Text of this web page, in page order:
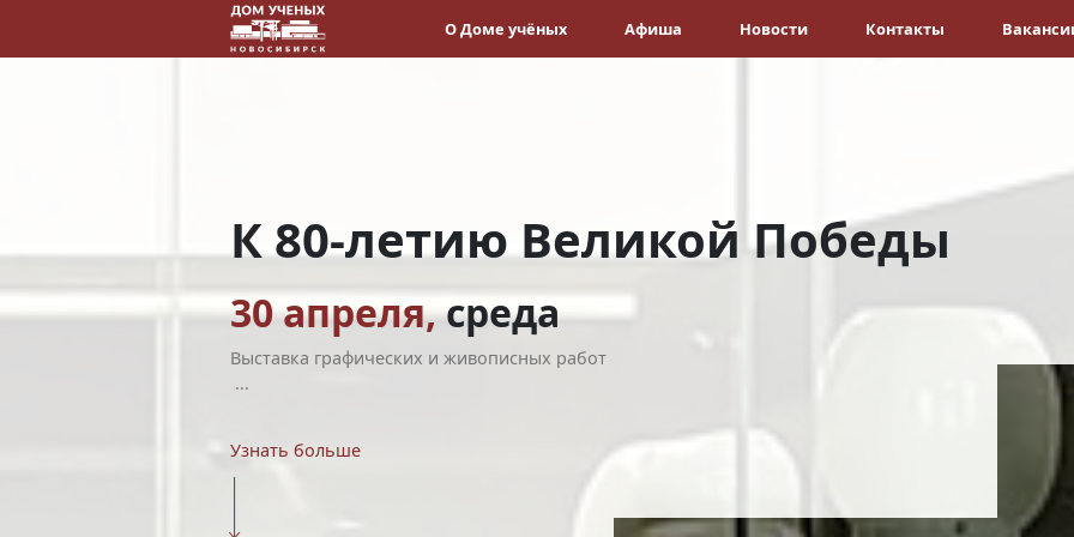
О Доме учёных Афиша Новости Контакты
К 80-летию Великой Победы
30 апреля,среда
Выставка графических и живописных работ
...
Узнать больше